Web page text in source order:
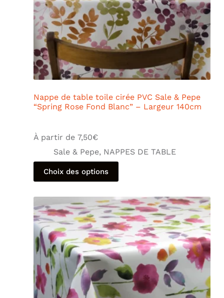
Nappe de table toile cirée PVC Sale & Pepe
“Spring Rose Fond Blanc” – Largeur 140cm
À partir de 7,50€
Sale & Pepe, NAPPES DE TABLE
Choix des options